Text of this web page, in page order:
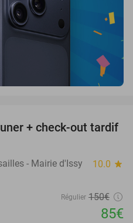
43%
+ check-out tardif
- Mairie d'Issy 10.0 star
Régulier 150€
85€